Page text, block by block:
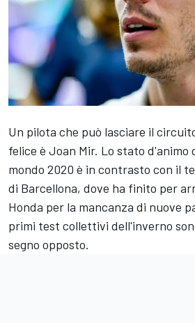
Un pilota che può lasciare il
felice è Joan Mir. Lo stato d'animo
mondo 2020 è in contrasto con il
di Barcellona, dove ha finito per
Honda per la mancanza di nuove
primi test collettivi dell'inverno
segno opposto.